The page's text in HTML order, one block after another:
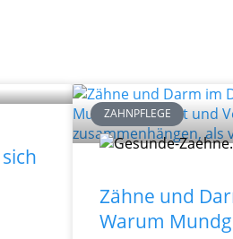
ZAHNPFLEGE
Zähne und
Warum